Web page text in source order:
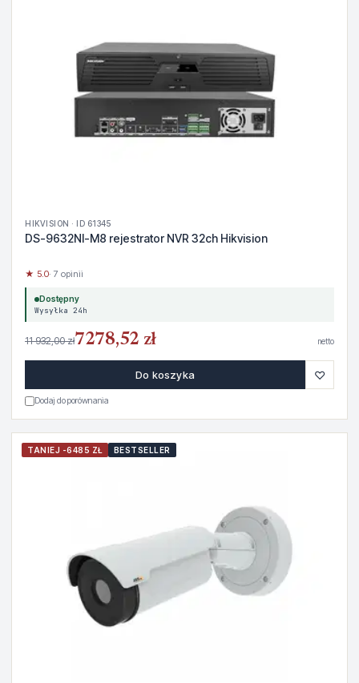
HIKVISION · ID 61345
DS-9632NI-M8 rejestrator NVR 32ch Hikvision
★ 5.0· 7 opinii
Dostępny
Wysyłka 24h
11 932,00 zł7278,52 zł netto
Do koszyka ♡
Dodaj do porównania
TANIEJ -6485 ZŁ BESTSELLER